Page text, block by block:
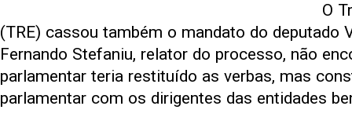
O
(TRE) cassou também o mandato do deputado
Fernando Stefaniu, relator do processo, não
parlamentar teria restituído as verbas, mas
parlamentar com os dirigentes das entidades